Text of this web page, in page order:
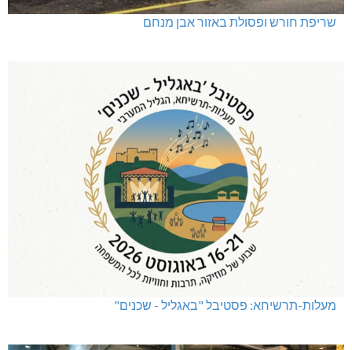
שריפת חורש ופסולת באזור אבן מנחם